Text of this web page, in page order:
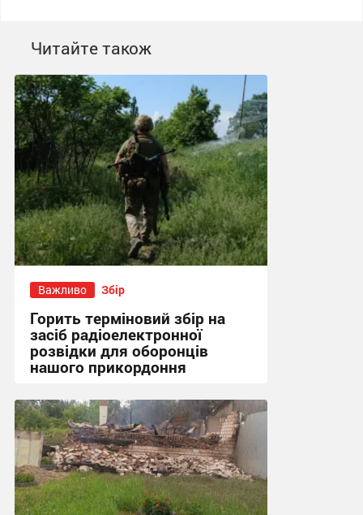
Читайте також
Важливо Збір
Горить терміновий збір на
засіб радіоелектронної
розвідки для оборонців
нашого прикордоння
17:09, 5.08.2026